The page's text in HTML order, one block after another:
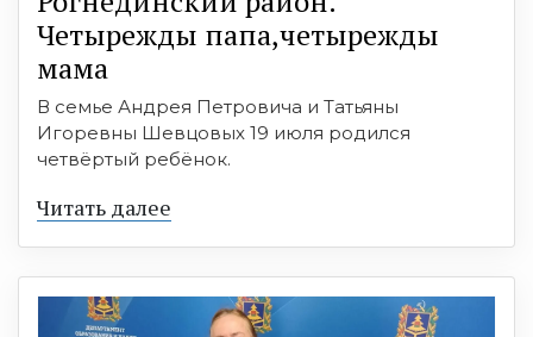
Четырежды папа,четырежды
мама
В семье Андрея Петровича и Татьяны
Игоревны Шевцовых 19 июля родился
четвёртый ребёнок.
Читать далее